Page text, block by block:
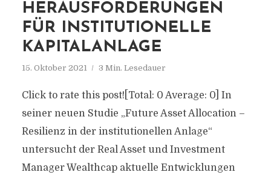
HERAUSFORDERUNGEN
FÜR INSTITUTIONELLE
KAPITALANLAGE
15. Oktober 2021 3 Min. Lesedauer
Click to rate this post![Total: 0 Average: 0] In
seiner neuen Studie „Future Asset Allocation –
Resilienz in der institutionellen Anlage“
untersucht der Real Asset und Investment
Manager Wealthcap aktuelle Entwicklungen